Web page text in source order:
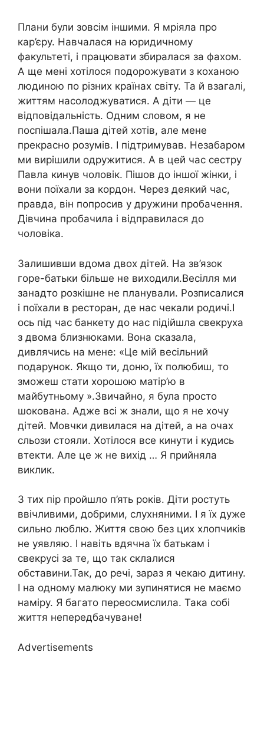
Плани були зовсім іншими. Я мріяла про
кар’єру. Навчалася на юридичному
факультеті, і працювати збиралася за фахом.
А ще мені хотілося подорожувати з коханою
людиною по різних країнах світу. Та й взагалі,
життям насолоджуватися. А діти — це
відповідальність. Одним словом, я не
поспішала.Паша дітей хотів, але мене
прекрасно розумів. І підтримував. Незабаром
ми вирішили одружитися. А в цей час сестру
Павла кинув чоловік. Пішов до іншої жінки, і
вони поїхали за кордон. Через деякий час,
правда, він попросив у дружини пробачення.
Дівчина пробачила і відправилася до
чоловіка.
Залишивши вдома двох дітей. На зв’язок
горе-батьки більше не виходили.Весілля ми
занадто розкішне не планували. Розписалися
і поїхали в ресторан, де нас чекали родичі.І
ось під час банкету до нас підійшла свекруха
з двома близнюками. Вона сказала,
дивлячись на мене: «Це мій весільний
подарунок. Якщо ти, доню, їх полюбиш, то
зможеш стати хорошою матір’ю в
майбутньому ».Звичайно, я була просто
шокована. Адже всі ж знали, що я не хочу
дітей. Мовчки дивилася на дітей, а на очах
сльози стояли. Хотілося все кинути і кудись
втекти. Але це ж не вихід … Я прийняла
виклик.
З тих пір пройшло п’ять років. Діти ростуть
ввічливими, добрими, слухняними. І я їх дуже
сильно люблю. Життя свою без цих хлопчиків
не уявляю. І навіть вдячна їх батькам і
свекрусі за те, що так склалися
обставини.Так, до речі, зараз я чекаю дитину.
І на одному малюку ми зупинятися не маємо
наміру. Я багато переосмислила. Така собі
життя непередбачуване!
Advertisements